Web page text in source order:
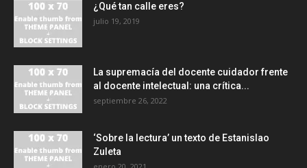
¿Qué tan calle eres?
julio 19, 2019
La supremacía del docente cuidador frente
al docente intelectual: una crítica...
septiembre 26, 2022
‘Sobre la lectura’ un texto de Estanislao
Zuleta